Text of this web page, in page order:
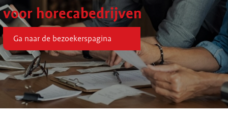
voor horecabedrijven
Ga naar de bezoekerspagina